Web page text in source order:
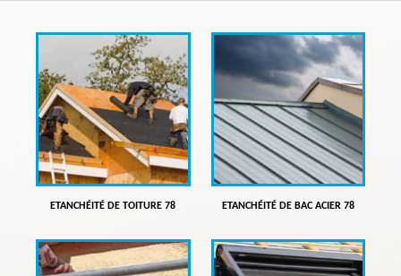
ETANCHÉITÉ DE TOITURE 78 ETANCHÉITÉ DE BAC ACIER 78